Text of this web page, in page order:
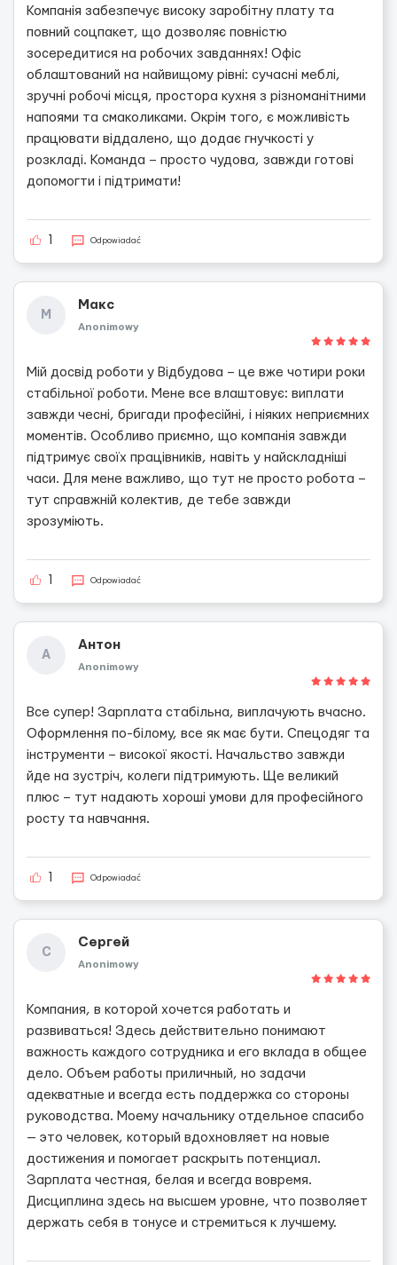
Компанія забезпечує високу заробітну плату та
повний соцпакет, що дозволяє повністю
зосередитися на робочих завданнях! Офіс
облаштований на найвищому рівні: сучасні меблі,
зручні робочі місця, простора кухня з різноманітними
напоями та смаколиками. Окрім того, є можливість
працювати віддалено, що додає гнучкості у
розкладі. Команда – просто чудова, завжди готові
допомогти і підтримати!
Odpowiadać
М
Макс
Anonimowy
Мій досвід роботи у Відбудова – це вже чотири роки
стабільної роботи. Мене все влаштовує: виплати
завжди чесні, бригади професійні, і ніяких неприємних
моментів. Особливо приємно, що компанія завжди
підтримує своїх працівників, навіть у найскладніші
часи. Для мене важливо, що тут не просто робота –
тут справжній колектив, де тебе завжди
зрозуміють.
Odpowiadać
А
Антон
Anonimowy
Все супер! Зарплата стабільна, виплачують вчасно.
Оформлення по-білому, все як має бути. Спецодяг та
інструменти – високої якості. Начальство завжди
йде на зустріч, колеги підтримують. Ще великий
плюс – тут надають хороші умови для професійного
росту та навчання.
Odpowiadać
С
Сергей
Anonimowy
Компания, в которой хочется работать и
развиваться! Здесь действительно понимают
важность каждого сотрудника и его вклада в общее
дело. Объем работы приличный, но задачи
адекватные и всегда есть поддержка со стороны
руководства. Моему начальнику отдельное спасибо
— это человек, который вдохновляет на новые
достижения и помогает раскрыть потенциал.
Зарплата честная, белая и всегда вовремя.
Дисциплина здесь на высшем уровне, что позволяет
держать себя в тонусе и стремиться к лучшему.